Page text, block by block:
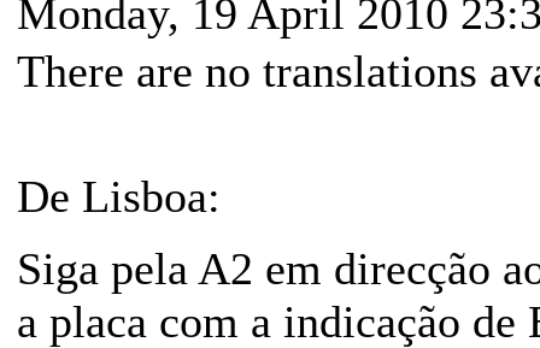
Monday, 19 April 2010
There are no translations
De Lisboa:
Siga pela A2 em direcção
a placa com a indicação